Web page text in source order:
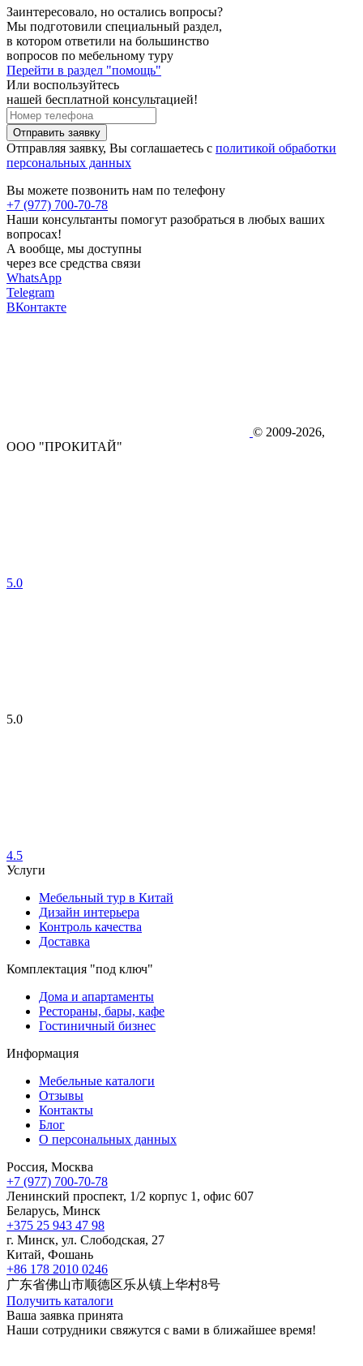
Заинтересовало, но остались вопросы?
Мы подготовили специальный раздел,
в котором ответили на большинство
вопросов по мебельному туру
Перейти в раздел "помощь"
Или воспользуйтесь
нашей бесплатной консультацией!
Отправить заявку
Отправляя заявку, Вы соглашаетесь с политикой обработки
персональных данных
Вы можете позвонить нам по телефону
+7 (977) 700-70-78
Наши консультанты помогут разобраться в любых ваших
вопросах!
А вообще, мы доступны
через все средства связи
WhatsApp
Telegram
ВКонтакте
© 2009-2026,
ООО "ПРОКИТАЙ"
5.0
5.0
4.5
Услуги
Мебельный тур в Китай
Дизайн интерьера
Контроль качества
Доставка
Комплектация "под ключ"
Дома и апартаменты
Рестораны, бары, кафе
Гостиничный бизнес
Информация
Мебельные каталоги
Отзывы
Контакты
Блог
О персональных данных
Россия, Москва
+7 (977) 700-70-78
Ленинский проспект, 1/2 корпус 1, офис 607
Беларусь, Минск
+375 25 943 47 98
г. Минск, ул. Слободская, 27
Китай, Фошань
+86 178 2010 0246
广东省佛山市顺德区乐从镇上华村8号
Получить каталоги
Ваша заявка принята
Наши сотрудники свяжутся с вами в ближайшее время!